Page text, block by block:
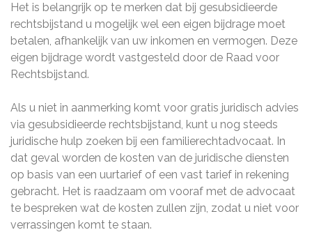
Het is belangrijk op te merken dat bij gesubsidieerde
rechtsbijstand u mogelijk wel een eigen bijdrage moet
betalen, afhankelijk van uw inkomen en vermogen. Deze
eigen bijdrage wordt vastgesteld door de Raad voor
Rechtsbijstand.
Als u niet in aanmerking komt voor gratis juridisch advies
via gesubsidieerde rechtsbijstand, kunt u nog steeds
juridische hulp zoeken bij een familierechtadvocaat. In
dat geval worden de kosten van de juridische diensten
op basis van een uurtarief of een vast tarief in rekening
gebracht. Het is raadzaam om vooraf met de advocaat
te bespreken wat de kosten zullen zijn, zodat u niet voor
verrassingen komt te staan.